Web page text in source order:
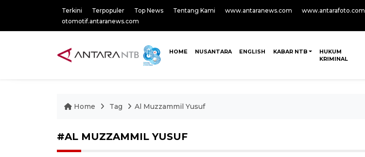
Terkini Terpopuler Top News Tentang Kami www.antaranews.com
www.antarafoto.com
otomotif.antaranews.com
HOME NUSANTARA ENGLISH KABAR NTB
HUKUM
KRIMINAL
Home Tag Al Muzzammil Yusuf
#AL MUZZAMMIL YUSUF